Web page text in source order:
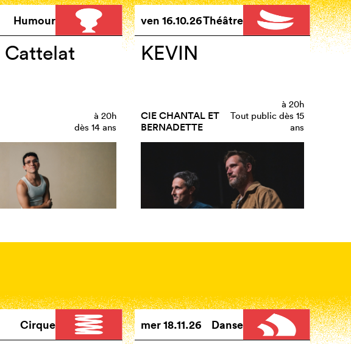
Humour
Cattelat
à20h
dès 14 ans
ven16.10.26Théâtre
KEVIN
CIE CHANTAL ET
BERNADETTE
à 20h
Tout public dès 15
ans
Cirque mer18.11.26 Danse